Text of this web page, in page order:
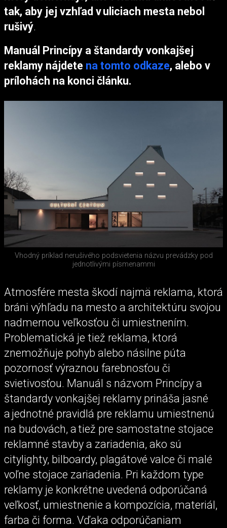
tak, aby jej vzhľad v uliciach mesta nebol
rušivý.
Manuál Princípy a štandardy vonkajšej
reklamy nájdete na tomto odkaze, alebo v
prílohách na konci článku.
Vhodný príklad nerušivého podsvietenia názvu prevádzky pod
jednotlivými písmenammi
Atmosfére mesta škodí najmä reklama, ktorá
bráni výhľadu na mesto a architektúru svojou
nadmernou veľkosťou či umiestnením.
Problematická je tiež reklama, ktorá
znemožňuje pohyb alebo násilne púta
pozornosť výraznou farebnosťou či
svietivosťou. Manuál s názvom Princípy a
štandardy vonkajšej reklamy prináša jasné
a jednotné pravidlá pre reklamu umiestnenú
na budovách, a tiež pre samostatne stojace
reklamné stavby a zariadenia, ako sú
citylighty, bilboardy, plagátové valce či malé
voľne stojace zariadenia. Pri každom type
reklamy je konkrétne uvedená odporúčaná
veľkosť, umiestnenie a kompozícia, materiál,
farba či forma. Vďaka odporúčaniam